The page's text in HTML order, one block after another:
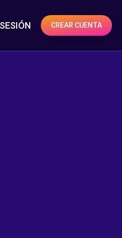
CREAR CUENTA